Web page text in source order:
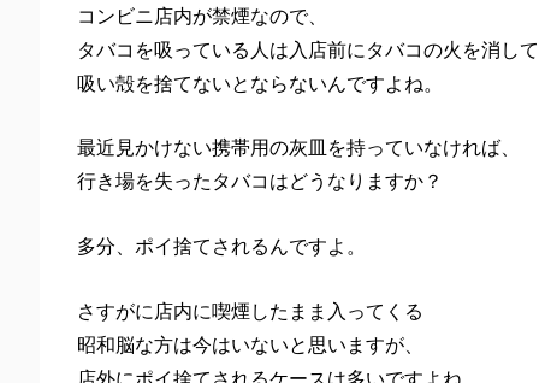
コンビニ店内が禁煙なので、
タバコを吸っている人は入店前にタバコの火を消して
吸い殻を捨てないとならないんですよね。
最近見かけない携帯用の灰皿を持っていなければ、
行き場を失ったタバコはどうなりますか？
多分、ポイ捨てされるんですよ。
さすがに店内に喫煙したまま入ってくる
昭和脳な方は今はいないと思いますが、
店外にポイ捨てされるケースは多いですよね。